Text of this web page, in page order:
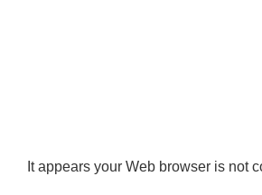
It appears your Web browser is not